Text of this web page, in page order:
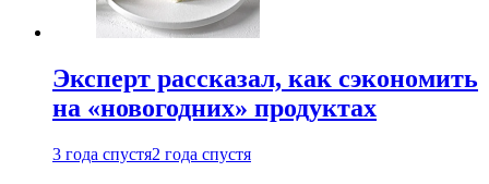
Эксперт рассказал, как сэкономить
на «новогодних» продуктах
3 года спустя2 года спустя